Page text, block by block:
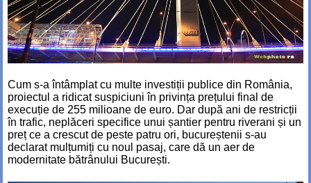
Cum s-a întâmplat cu multe investiții publice din România,
proiectul a ridicat suspiciuni în privința prețului final de
execuție de 255 milioane de euro. Dar după ani de restricții
în trafic, neplăceri specifice unui șantier pentru riverani și un
preț ce a crescut de peste patru ori, bucureștenii s-au
declarat mulțumiți cu noul pasaj, care dă un aer de
modernitate bătrânului București.